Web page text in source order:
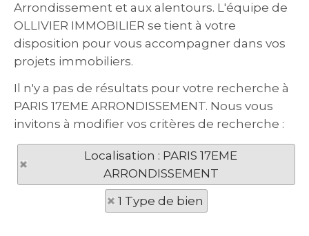
Arrondissement et aux alentours. L'équipe de
OLLIVIER IMMOBILIER se tient à votre
disposition pour vous accompagner dans vos
projets immobiliers.
Il n'y a pas de résultats pour votre recherche à
PARIS 17EME ARRONDISSEMENT. Nous vous
invitons à modifier vos critères de recherche :
Localisation : PARIS 17EME
ARRONDISSEMENT
1 Type de bien